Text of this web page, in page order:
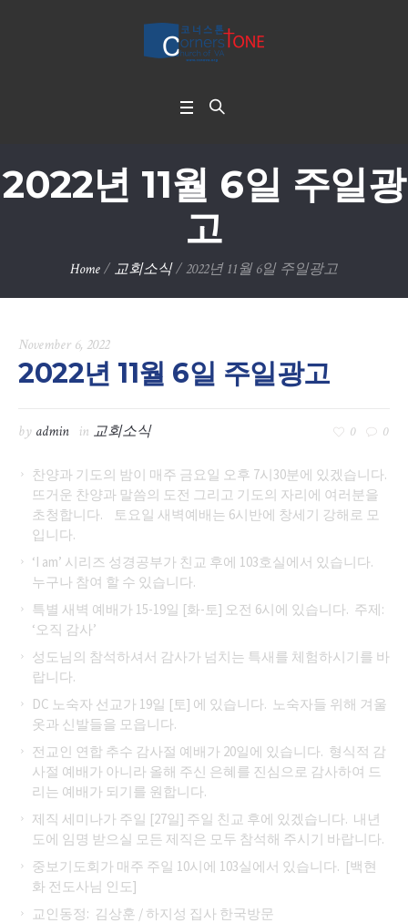
2022년 11월 6일 주일광
고
Home/ 교회소식/2022년 11월 6일 주일광고
November 6, 2022
2022년 11월 6일 주일광고
by admin in 교회소식 0 0
찬양과 기도의 밤이 매주 금요일 오후 7시30분에 있겠습니다.
뜨거운 찬양과 말씀의 도전 그리고 기도의 자리에 여러분을
초청합니다. 토요일 새벽예배는 6시반에 창세기 강해로 모
입니다.
‘I am’ 시리즈 성경공부가 친교 후에 103호실에서 있습니다.
누구나 참여 할 수 있습니다.
특별 새벽 예배가 15-19일 [화-토] 오전 6시에 있습니다. 주제:
‘오직 감사’
성도님의 참석하셔서 감사가 넘치는 특새를 체험하시기를 바
랍니다.
DC 노숙자 선교가 19일 [토] 에 있습니다. 노숙자들 위해 겨울
옷과 신발들을 모읍니다.
전교인 연합 추수 감사절 예배가 20일에 있습니다. 형식적 감
사절 예배가 아니라 올해 주신 은혜를 진심으로 감사하여 드
리는 예배가 되기를 원합니다.
제직 세미나가 주일 [27일] 주일 친교 후에 있겠습니다. 내년
도에 임명 받으실 모든 제직은 모두 참석해 주시기 바랍니다.
중보기도회가 매주 주일 10시에 103실에서 있습니다. [백현
화 전도사님 인도]
교인동정: 김상훈 / 하지성 집사 한국방문